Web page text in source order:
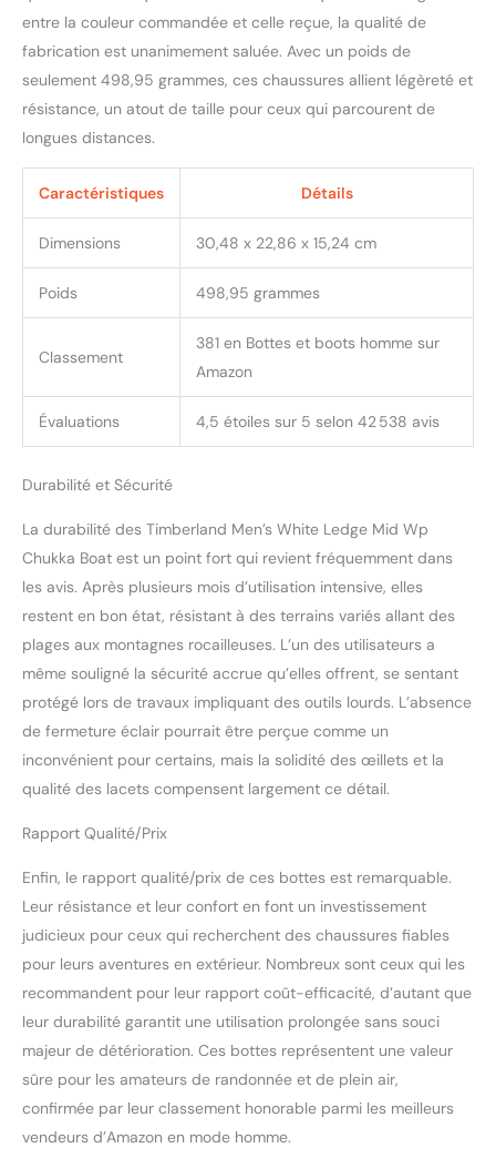
garantie sont disponibles
sur le site Timberland Les
produits avec matériau
ReBOTL contiennent au
moins 50 % de PET
sont composées), à
l'exception des oligo-
matériaux.
entre la couleur commandée et celle reçue, la qualité de
fabrication est unanimement saluée. Avec un poids de
seulement 498,95 grammes, ces chaussures allient légèreté et
résistance, un atout de taille pour ceux qui parcourent de
longues distances.
Caractéristiques Détails
Dimensions 30,48 x 22,86 x 15,24 cm
Poids 498,95 grammes
Classement
381 en Bottes et boots homme sur
Amazon
Évaluations 4,5 étoiles sur 5 selon 42 538 avis
Durabilité et Sécurité
La durabilité des Timberland Men’s White Ledge Mid Wp
Chukka Boat est un point fort qui revient fréquemment dans
les avis. Après plusieurs mois d’utilisation intensive, elles
restent en bon état, résistant à des terrains variés allant des
plages aux montagnes rocailleuses. L’un des utilisateurs a
même souligné la sécurité accrue qu’elles offrent, se sentant
protégé lors de travaux impliquant des outils lourds. L’absence
de fermeture éclair pourrait être perçue comme un
inconvénient pour certains, mais la solidité des œillets et la
qualité des lacets compensent largement ce détail.
Rapport Qualité/Prix
Enfin, le rapport qualité/prix de ces bottes est remarquable.
Leur résistance et leur confort en font un investissement
judicieux pour ceux qui recherchent des chaussures fiables
pour leurs aventures en extérieur. Nombreux sont ceux qui les
recommandent pour leur rapport coût-efficacité, d’autant que
leur durabilité garantit une utilisation prolongée sans souci
majeur de détérioration. Ces bottes représentent une valeur
sûre pour les amateurs de randonnée et de plein air,
confirmée par leur classement honorable parmi les meilleurs
vendeurs d’Amazon en mode homme.